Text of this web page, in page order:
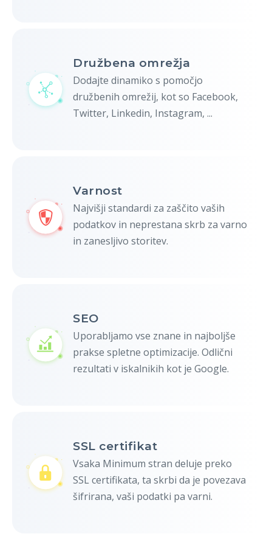
Družbena omrežja
Dodajte dinamiko s pomočjo
družbenih omrežij, kot so Facebook,
Twitter, Linkedin, Instagram, ...
Varnost
Najvišji standardi za zaščito vaših
podatkov in neprestana skrb za varno
in zanesljivo storitev.
SEO
Uporabljamo vse znane in najboljše
prakse spletne optimizacije. Odlični
rezultati v iskalnikih kot je Google.
SSL certifikat
Vsaka Minimum stran deluje preko
SSL certifikata, ta skrbi da je povezava
šifrirana, vaši podatki pa varni.